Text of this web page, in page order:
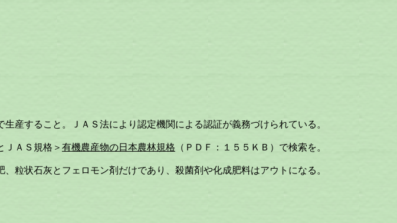
すること。ＪＡＳ法により認定機関による認証が義務づけられている。
ＡＳ規格＞ 有機農産物の日本農林規格 （ＰＤＦ：１５５ＫＢ）で検索を。
状石灰とフェロモン剤だけであり、殺菌剤や化成肥料はアウトになる。